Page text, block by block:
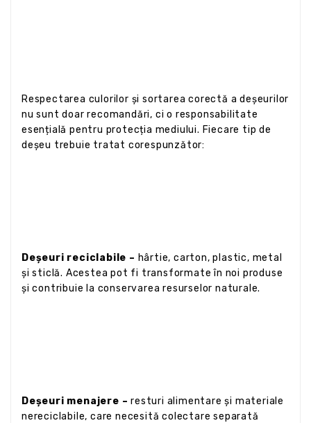
Respectarea culorilor și sortarea corectă a deșeurilor
nu sunt doar recomandări, ci o responsabilitate
esențială pentru protecția mediului. Fiecare tip de
deșeu trebuie tratat corespunzător:
Deșeuri reciclabile – hârtie, carton, plastic, metal
și sticlă. Acestea pot fi transformate în noi produse
și contribuie la conservarea resurselor naturale.
Deșeuri menajere – resturi alimentare și materiale
nereciclabile, care necesită colectare separată